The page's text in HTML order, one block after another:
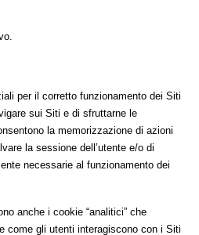
per il corretto funzionamento dei Siti
sui Siti e di sfruttarne le
la memorizzazione di azioni
la sessione dell’utente e/o di
necessarie al funzionamento dei
anche i cookie “analitici” che
come gli utenti interagiscono con i Siti